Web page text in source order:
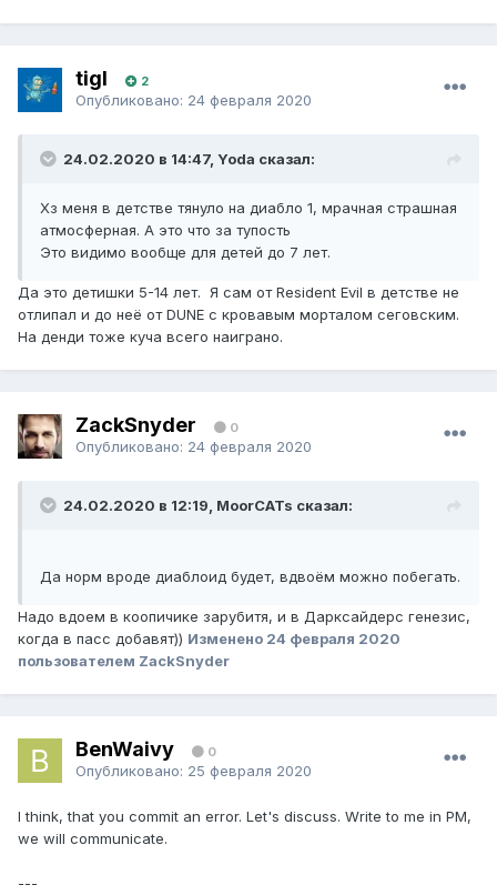
tigI 2
Опубликовано: 24 февраля 2020
24.02.2020 в 14:47, Yoda сказал:
Хз меня в детстве тянуло на диабло 1, мрачная страшная
атмосферная. А это что за тупость
Это видимо вообще для детей до 7 лет.
Да это детишки 5-14 лет. Я сам от Resident Evil в детстве не
отлипал и до неё от DUNE с кровавым морталом сеговским.
На денди тоже куча всего наиграно.
ZackSnyder 0
Опубликовано: 24 февраля 2020
24.02.2020 в 12:19, MoorCATs сказал:
Да норм вроде диаблоид будет, вдвоём можно побегать.
Надо вдоем в коопичике зарубитя, и в Дарксайдерс генезис,
когда в пасс добавят)) Изменено 24 февраля 2020
пользователем ZackSnyder
BenWaivy 0
Опубликовано: 25 февраля 2020
I think, that you commit an error. Let's discuss. Write to me in PM,
we will communicate.
---